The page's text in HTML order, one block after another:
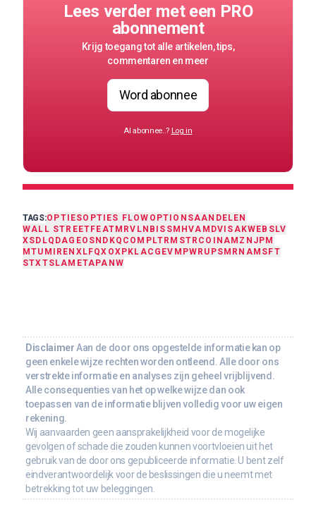
Lees verder met een PRO
abonnement
Krijg toegang tot alle artikelen, tips,
commentaren en meer
Word abonnee
Al abonnee..? Log in
TAGS:OPTIESOPTIES FLOW OPTIONSAANDELEN
WALL STREETFEATMRVLNBIS SMHVAMDVISAKWEB SLV
XSD LQDAGEO SNDKQCOM PLTR MSTR COIN AMZN JPM
MTUM IREN XLFQXOXPKLAC GEV MPWR UPSMRNAMSFT
STXTSLAMETAPANW
Disclaimer Aan de door ons opgestelde informatie kan op
geen enkele wijze rechten worden ontleend. Alle door ons
verstrekte informatie en analyses zijn geheel vrijblijvend.
Alle consequenties van het op welke wijze dan ook
toepassen van de informatie blijven volledig voor uw eigen
rekening.
Wij aanvaarden geen aansprakelijkheid voor de mogelijke
gevolgen of schade die zouden kunnen voortvloeien uit het
gebruik van de door ons gepubliceerde informatie. U bent zelf
eindverantwoordelijk voor de beslissingen die u neemt met
betrekking tot uw beleggingen.